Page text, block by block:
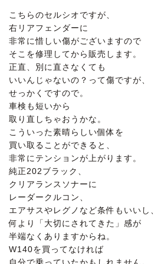
こちらのセルシオですが、
右リアフェンダーに
非常に惜しい傷がございますので
そこを修理してから販売します。
正直、別に直さなくても
いいんじゃないの？って傷ですが、
せっかくですので。
車検も短いから
取り直しちゃおうかな。
こういった素晴らしい個体を
買い取ることができると、
非常にテンションが上がります。
純正202ブラック、
クリアランスソナーに
レーダークルコン、
エアサスやレグノなど条件もいいし、
何より「大切にされてきた」感が
半端なくありますからね。
W140を買ってなければ